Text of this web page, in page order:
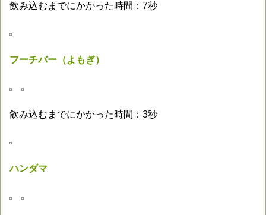
飲み込むまでにかかった時間：7秒
フーチバー（よもぎ）
飲み込むまでにかかった時間：3秒
ハンダマ